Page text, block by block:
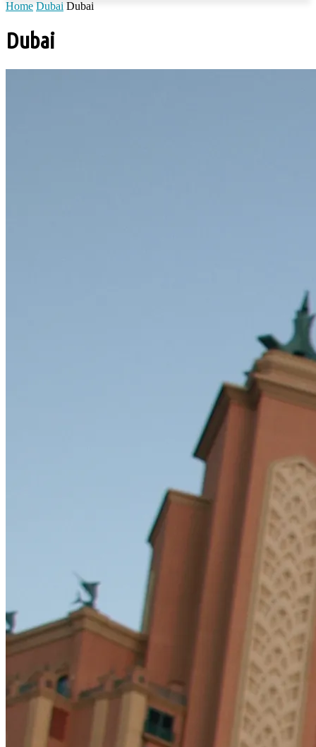
Home Dubai Dubai
Dubai